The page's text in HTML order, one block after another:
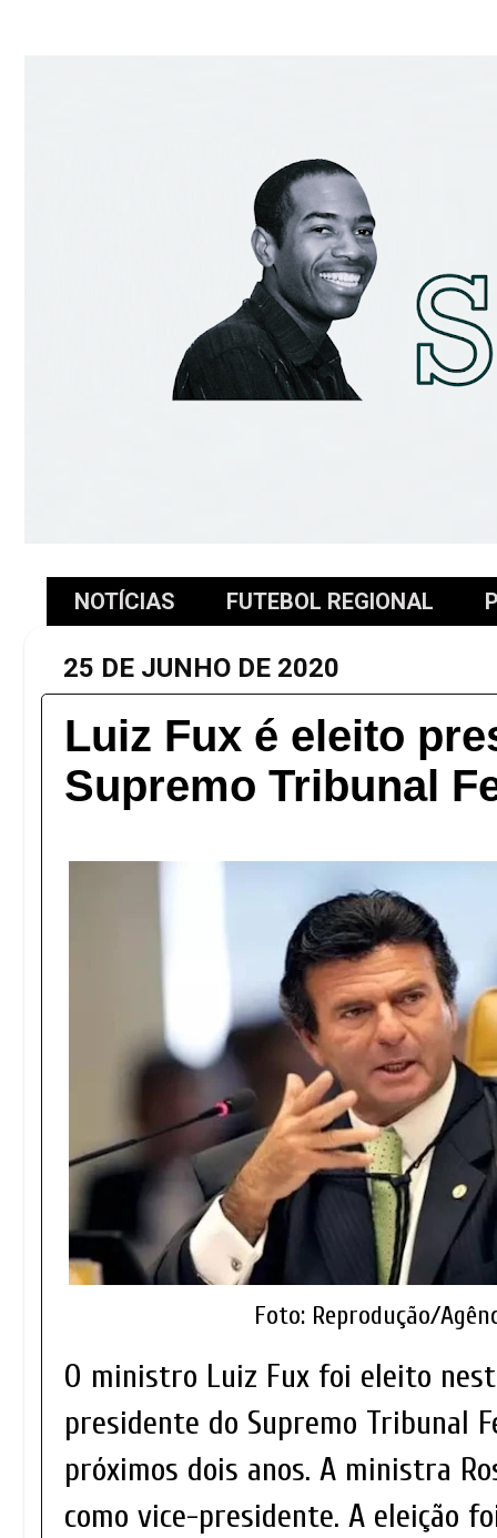
NOTÍCIAS FUTEBOL REGIONAL
25 DE JUNHO DE 2020
Luiz Fux é eleito
Supremo Tribunal
Foto: Reprodução/
O ministro Luiz Fux foi eleito
presidente do Supremo Tribunal
próximos dois anos. A ministra
como vice-presidente. A eleição